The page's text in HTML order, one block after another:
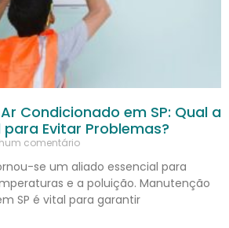
Condicionado em SP: Qual a
para Evitar Problemas?
comentário
se um aliado essencial para
e a poluição. Manutenção
SP é vital para garantir